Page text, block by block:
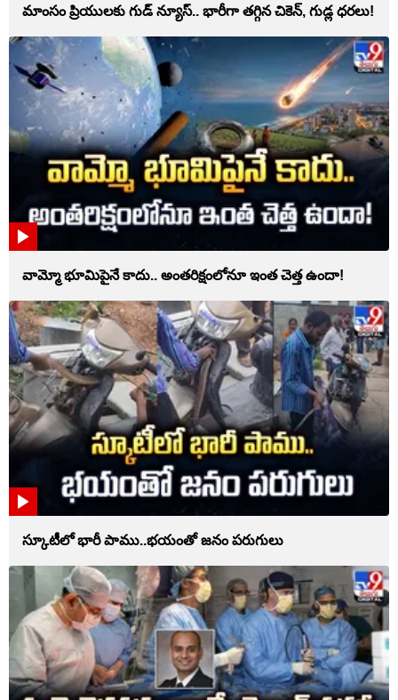
మాంసం ప్రియులకు గుడ్ న్యూస్.. భారీగా తగ్గిన చికెన్, గుడ్ల ధరలు!
వామ్మో భూమిపైనే కాదు.. అంతరిక్షంలోనూ ఇంత చెత్త ఉందా!
స్కూటీలో భారీ పాము..భయంతో జనం పరుగులు